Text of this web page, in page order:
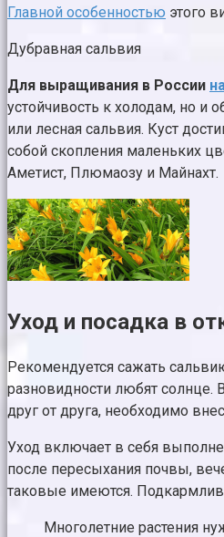
Главной особенностью этого
Дубравная сальвия
Для выращивания в России
устойчивость к холодам, но и
или лесная сальвия. Куст
собой скопления маленьких
Аметист, Плюмаозу и Майнахт.
Уход и посадка в
Рекомендуется сажать
разновидности любят солнце.
друг от друга, необходимо
Уход включает в себя
после пересыхания почвы,
таковые имеются.
Многолетние растения